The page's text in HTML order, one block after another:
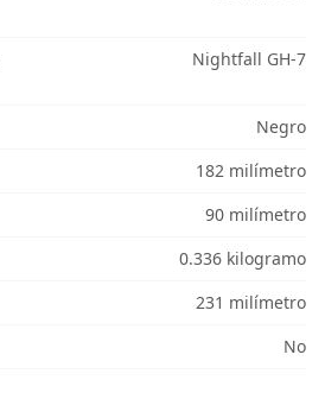
Nightfall GH-7
Negro
182 milímetro
90 milímetro
0.336 kilogramo
231 milímetro
No